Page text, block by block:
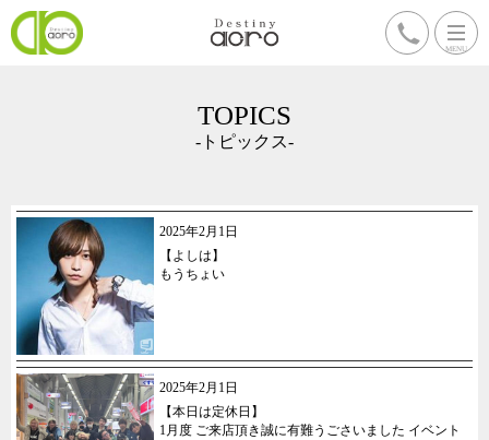
TOPICS
-トピックス-
2025年2月1日
【よしは】
もうちょい
2025年2月1日
【本日は定休日】
1月度 ご来店頂き誠に有難うごさいました イベント